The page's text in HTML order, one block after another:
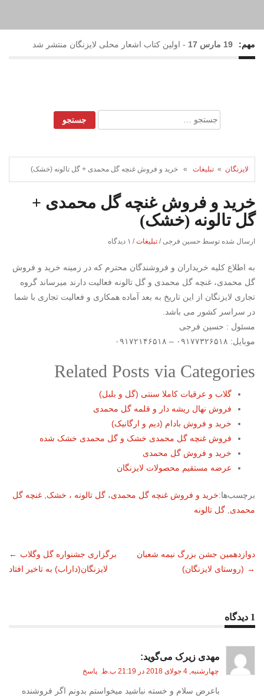
مهم: 19 مارس 17 - اولین کتاب اشعار محلی لایزنگان منتشر شد
جستجو
برای:
لایزنگان » تبلیغات » خرید و فروش غنچه گل محمدی + گل تالونه (خشک)
خرید و فروش غنچه گل محمدی +
گل تالونه (خشک)
ارسال شده توسط حسین فرجی/ تبلیغات / ۱ دیدگاه
به اطلاع کلیه خریداران و فروشندگان محترم که در زمینه خرید و فروش
گل محمدی، غنچه گل محمدی و گل تالونه فعالیت دارند میرساند گروه
تجاری لایزنگان از این تاریخ به بعد آماده همکاری و فعالیت تجاری با شما
در سراسر کشور می باشد.
مسئول : حسین فرجی
موبایل: ۰۹۱۷۷۳۲۶۵۱۸ – ۰۹۱۷۲۱۴۶۵۱۸
Related Posts via Categories
گلاب و عرقیات کاملا سنتی (گل و بلبل)
فروش نهال ریشه دار و قلمه گل محمدی
خرید و فروش بادام (دیم و ارگانیک)
فروش غنچه گل محمدی خشک و گل محمدی خشک شده
خرید و فروش گل محمدی
عرضه مستقیم محصولات لایزنگان
برچسب‌ها:خرید و فروش غنچه گل محمدی، گل تالونه ، خشک غنچه گل
محمدی گل تالونه
ناوبری
← برگزاری جشنواره گل وگلاب
لایزنگان(داراب) به تاخیر افتاد
دوازدهمین جشن بزرگ نیمه شعبان
(روستای لایزنگان) →
1 دیدگاه
مهدی زیرک می‌گوید:
چهارشنبه, 4 جولای 2018 در 21:19 ب.ظ پاسخ
باعرض سلام و خسته نباشید میخواستم بدونم اگر فروشنده